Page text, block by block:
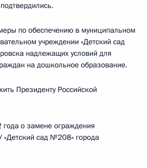
по обеспечению в муниципальном
учреждении «Детский сад
надлежащих условий для
на дошкольное образование.
Президенту Российской
о замене ограждения
сад №208» города